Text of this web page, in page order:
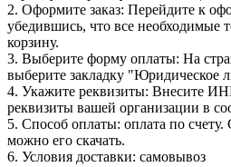
2. Оформите заказ: Перейдите к
убедившись, что все необходимые
корзину.
3. Выберите форму оплаты: На
выберите закладку "Юридическое
4. Укажите реквизиты: Внесите
реквизиты вашей организации в
5. Способ оплаты: оплата по счету.
можно его скачать.
6. Условия доставки: самовывоз